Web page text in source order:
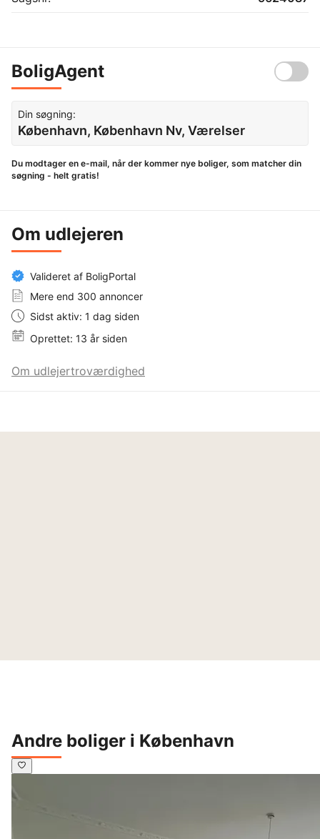
BoligAgent
Din søgning:
København, København Nv, Værelser
Du modtager en e-mail, når der kommer nye boliger, som matcher din
søgning - helt gratis!
Om udlejeren
Valideret af BoligPortal
Mere end 300 annoncer
Sidst aktiv: 1 dag siden
Oprettet: 13 år siden
Om udlejertroværdighed
Andre boliger i København